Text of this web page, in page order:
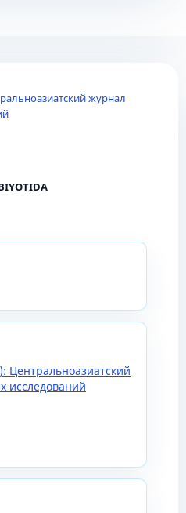
журнал
Центральноазиатский
исследований